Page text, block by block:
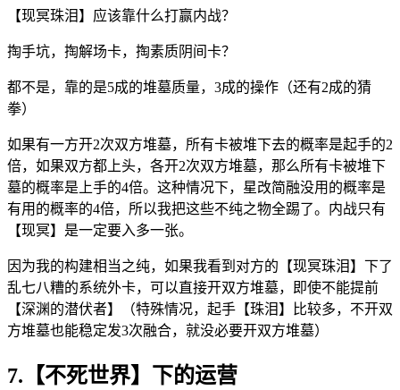
【现冥珠泪】应该靠什么打赢内战？
掏手坑，掏解场卡，掏素质阴间卡？
都不是，靠的是5成的堆墓质量，3成的操作（还有2成的猜
拳）
如果有一方开2次双方堆墓，所有卡被堆下去的概率是起手的2
倍，如果双方都上头，各开2次双方堆墓，那么所有卡被堆下
墓的概率是上手的4倍。这种情况下，星改简融没用的概率是
有用的概率的4倍，所以我把这些不纯之物全踢了。内战只有
【现冥】是一定要入多一张。
因为我的构建相当之纯，如果我看到对方的【现冥珠泪】下了
乱七八糟的系统外卡，可以直接开双方堆墓，即使不能提前
【深渊的潜伏者】（特殊情况，起手【珠泪】比较多，不开双
方堆墓也能稳定发3次融合，就没必要开双方堆墓）
7.【不死世界】下的运营